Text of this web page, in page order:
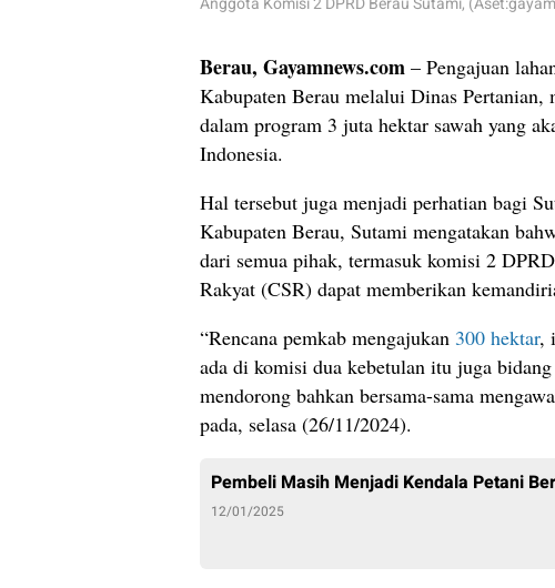
Berau, Gayamnews.com – Pengajuan
Kabupaten Berau melalui Dinas
dalam program 3 juta hektar sawah yang
Indonesia.
Hal tersebut juga menjadi perhatian bagi
Kabupaten Berau, Sutami mengatakan
dari semua pihak, termasuk komisi 2
Rakyat (CSR) dapat memberikan
“Rencana pemkab mengajukan 300 hektar,
ada di komisi dua kebetulan itu juga
mendorong bahkan bersama-sama
pada, selasa (26/11/2024).
Pembeli Masih Menjadi Kendala Petani
12/01/2025